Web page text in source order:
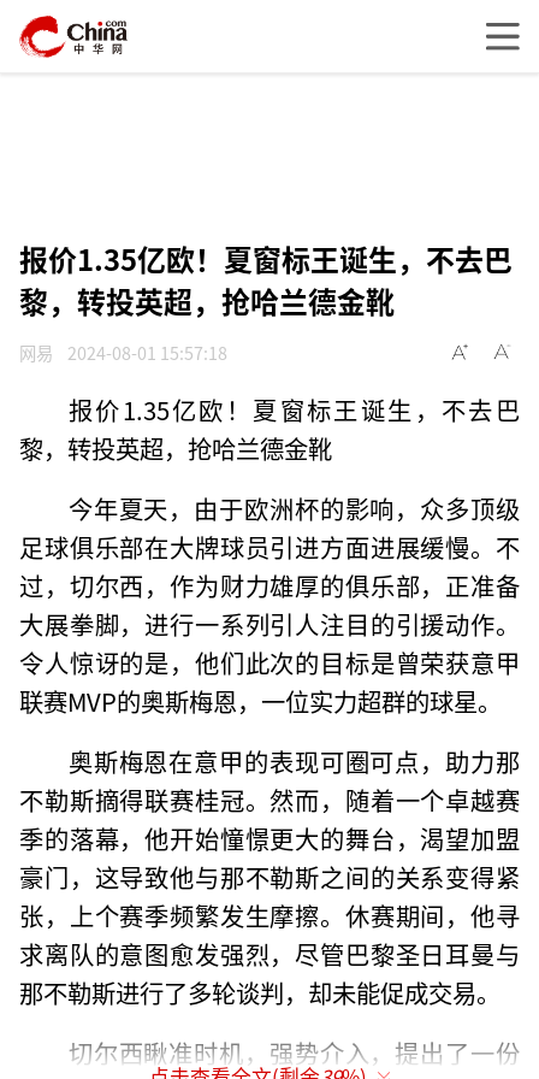
报价1.35亿欧！夏窗标王诞生，不去巴
黎，转投英超，抢哈兰德金靴
网易 2024-08-01 15:57:18
报价1.35亿欧！夏窗标王诞生，不去巴
黎，转投英超，抢哈兰德金靴
今年夏天，由于欧洲杯的影响，众多顶级
足球俱乐部在大牌球员引进方面进展缓慢。不
过，切尔西，作为财力雄厚的俱乐部，正准备
大展拳脚，进行一系列引人注目的引援动作。
令人惊讶的是，他们此次的目标是曾荣获意甲
联赛MVP的奥斯梅恩，一位实力超群的球星。
奥斯梅恩在意甲的表现可圈可点，助力那
不勒斯摘得联赛桂冠。然而，随着一个卓越赛
季的落幕，他开始憧憬更大的舞台，渴望加盟
豪门，这导致他与那不勒斯之间的关系变得紧
张，上个赛季频繁发生摩擦。休赛期间，他寻
求离队的意图愈发强烈，尽管巴黎圣日耳曼与
那不勒斯进行了多轮谈判，却未能促成交易。
切尔西瞅准时机，强势介入，提出了一份